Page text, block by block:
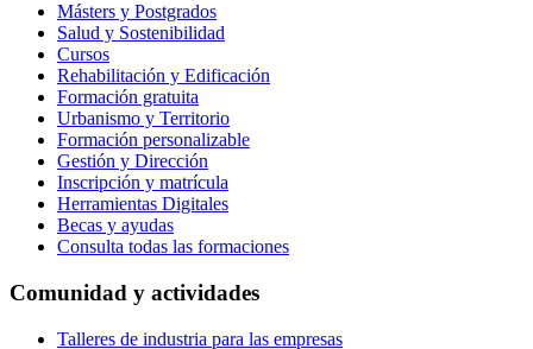
Másters y Postgrados
Salud y Sostenibilidad
Cursos
Rehabilitación y Edificación
Formación gratuita
Urbanismo y Territorio
Formación personalizable
Gestión y Dirección
Inscripción y matrícula
Herramientas Digitales
Becas y ayudas
Consulta todas las formaciones
Comunidad y actividades
Talleres de industria para las empresas